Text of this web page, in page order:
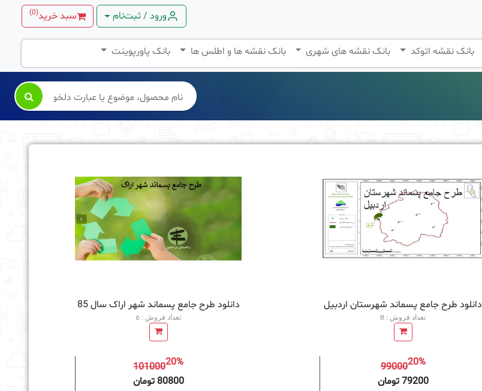
ورود / ثبت‌نام سبد خرید(
0
)
بانک نقشه اتوکد بانک نقشه های شهری بانک نقشه ها و اطلس ها بانک پاورپوینت

دانلود طرح جامع پسماند شهرستان اردبیل
تعداد فروش : 8
9900020%
79200 تومان
دانلود طرح جامع پسماند شهر اراک سال 85
تعداد فروش : 6
10100020%
80800 تومان